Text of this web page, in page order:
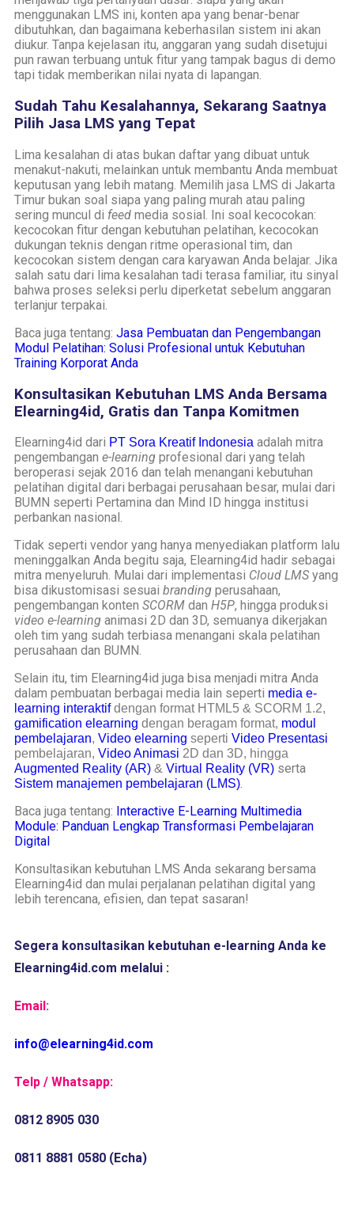
menggunakan LMS ini, konten apa yang benar-benar
dibutuhkan, dan bagaimana keberhasilan sistem ini akan
diukur. Tanpa kejelasan itu, anggaran yang sudah disetujui
pun rawan terbuang untuk fitur yang tampak bagus di demo
tapi tidak memberikan nilai nyata di lapangan.
Sudah Tahu Kesalahannya, Sekarang Saatnya
Pilih Jasa LMS yang Tepat
Lima kesalahan di atas bukan daftar yang dibuat untuk
menakut-nakuti, melainkan untuk membantu Anda membuat
keputusan yang lebih matang. Memilih jasa LMS di Jakarta
Timur bukan soal siapa yang paling murah atau paling
sering muncul di feed media sosial. Ini soal kecocokan:
kecocokan fitur dengan kebutuhan pelatihan, kecocokan
dukungan teknis dengan ritme operasional tim, dan
kecocokan sistem dengan cara karyawan Anda belajar. Jika
salah satu dari lima kesalahan tadi terasa familiar, itu sinyal
bahwa proses seleksi perlu diperketat sebelum anggaran
terlanjur terpakai.
Baca juga tentang: Jasa Pembuatan dan Pengembangan
Modul Pelatihan: Solusi Profesional untuk Kebutuhan
Training Korporat Anda
Konsultasikan Kebutuhan LMS Anda Bersama
Elearning4id, Gratis dan Tanpa Komitmen
Elearning4id dari PT Sora Kreatif Indonesia adalah mitra
pengembangan e-learning profesional dari yang telah
beroperasi sejak 2016 dan telah menangani kebutuhan
pelatihan digital dari berbagai perusahaan besar, mulai dari
BUMN seperti Pertamina dan Mind ID hingga institusi
perbankan nasional.
Tidak seperti vendor yang hanya menyediakan platform lalu
meninggalkan Anda begitu saja, Elearning4id hadir sebagai
mitra menyeluruh. Mulai dari implementasi Cloud LMS yang
bisa dikustomisasi sesuai branding perusahaan,
pengembangan konten SCORM dan H5P, hingga produksi
video e-learning animasi 2D dan 3D, semuanya dikerjakan
oleh tim yang sudah terbiasa menangani skala pelatihan
perusahaan dan BUMN.
Selain itu, tim Elearning4id juga bisa menjadi mitra Anda
dalam pembuatan berbagai media lain seperti media e-
learning interaktif dengan format HTML5 &
gamification elearning dengan beragam format, modul
pembelajaran, Video elearning seperti Video Presentasi
pembelajaran, Video Animasi
Augmented Reality (AR) & Virtual Reality (VR)
Sistem manajemen pembelajaran (LMS).
Baca juga tentang: Interactive E-Learning Multimedia
Module: Panduan Lengkap Transformasi Pembelajaran
Digital
Konsultasikan kebutuhan LMS Anda sekarang bersama
Elearning4id dan mulai perjalanan pelatihan digital yang
lebih terencana, efisien, dan tepat sasaran!
Segera konsultasikan kebutuhan e-learning Anda ke
Elearning4id.com melalui :
Email:
info@elearning4id.com
Telp / Whatsapp:
0812 8905 030
0811 8881 0580 (Echa)